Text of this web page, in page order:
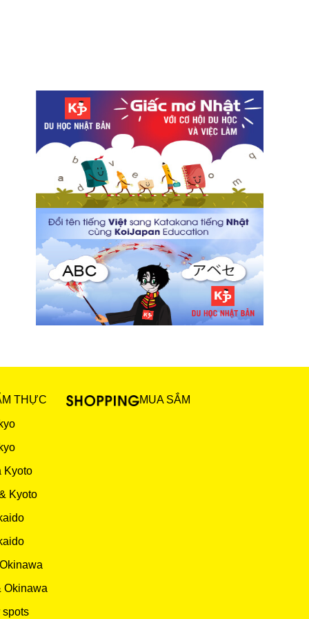
THỰC
Kyoto
Kyoto
Okinawa
spots
MUA SẮM